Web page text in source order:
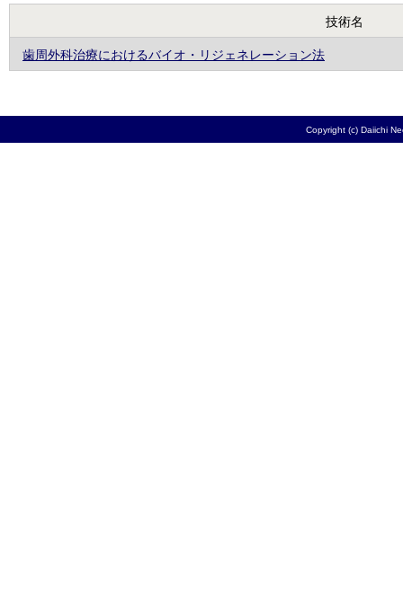
技術名
歯周外科治療におけるバイオ・リジェネレーション法
Copyright (c) Daiichi